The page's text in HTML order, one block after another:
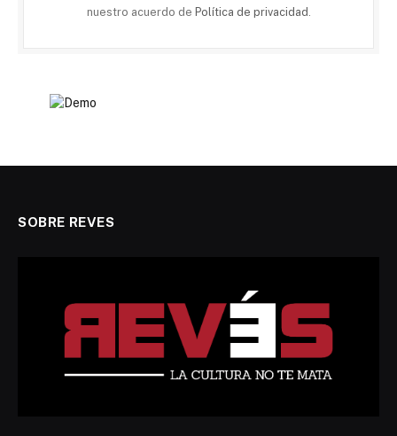
nuestro acuerdo de Política de privacidad .
SOBRE REVES